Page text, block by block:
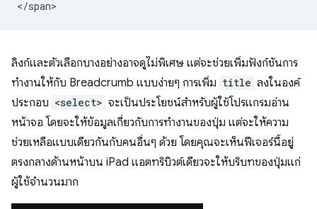
ลิงก์และตัวเลือกบางอย่างอาจดูไม่พิเศษ แต่จะช่วยเพิ่มฟังก์ชันการ
ทำงานให้กับ Breadcrumb แบบง่ายๆ การเพิ่ม title ลงในองค์
ประกอบ <select> จะเป็นประโยชน์สำหรับผู้ใช้โปรแกรมอ่าน
หน้าจอ โดยจะให้ข้อมูลเกี่ยวกับการทำงานของปุ่ม แต่จะให้ความ
ช่วยเหลือแบบเดียวกันกับคนอื่นๆ ด้วย โดยคุณจะเห็นฟีเจอร์นี้อยู่
ตรงกลางด้านหน้าบน iPad แอตทริบิวต์เดียวจะให้บริบทของปุ่มแก่
ผู้ใช้จำนวนมาก